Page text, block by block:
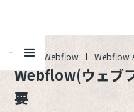
ALL Webflow Webflow
Webflow(ウェブ
要